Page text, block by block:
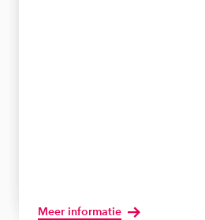
Meer informatie